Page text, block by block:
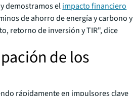
demostramos elimpacto financiero
de ahorro de energía y carbono y
retorno de inversión y TIR", dice
de los
rápidamente en impulsores clave